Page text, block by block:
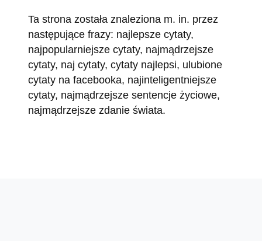
Ta strona została znaleziona m. in. przez
następujące frazy: najlepsze cytaty,
najpopularniejsze cytaty, najmądrzejsze
cytaty, naj cytaty, cytaty najlepsi, ulubione
cytaty na facebooka, najinteligentniejsze
cytaty, najmądrzejsze sentencje życiowe,
najmądrzejsze zdanie świata.